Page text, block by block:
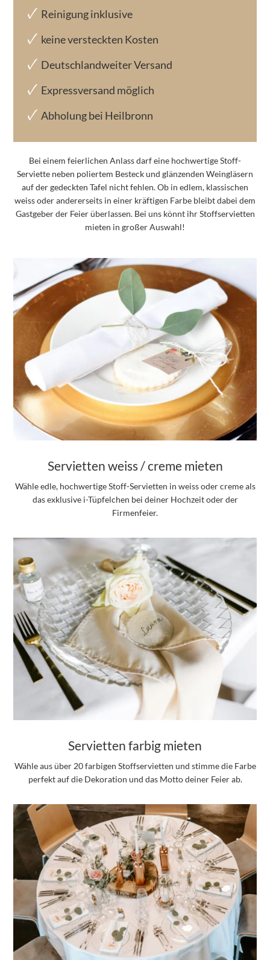
Reinigung inklusive
keine versteckten Kosten
Deutschlandweiter Versand
Expressversand möglich
Abholung bei Heilbronn
Bei einem feierlichen Anlass darf eine hochwertige Stoff-
Serviette neben poliertem Besteck und glänzenden Weingläsern
auf der gedeckten Tafel nicht fehlen. Ob in edlem, klassischen
weiss oder andererseits in einer kräftigen Farbe bleibt dabei dem
Gastgeber der Feier überlassen. Bei uns könnt ihr Stoffservietten
mieten in großer Auswahl!
Servietten weiss / creme mieten
Wähle edle, hochwertige Stoff-Servietten in weiss oder creme als
das exklusive i-Tüpfelchen bei deiner Hochzeit oder der
Firmenfeier.
Servietten farbig mieten
Wähle aus über 20 farbigen Stoffservietten und stimme die Farbe
perfekt auf die Dekoration und das Motto deiner Feier ab.